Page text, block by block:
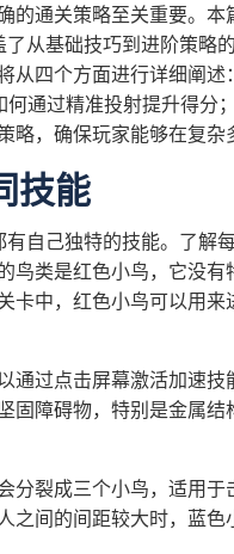
通关策略至关重要。
从基础技巧到进阶策略
四个方面进行详细阐述
通过精准投射提升得分
，确保玩家能够在复杂
技能
自己独特的技能。了解
鸟类是红色小鸟，它没
卡中，红色小鸟可以用
过点击屏幕激活加速
障碍物，特别是金属
分裂成三个小鸟，适用
之间的间距较大时，蓝